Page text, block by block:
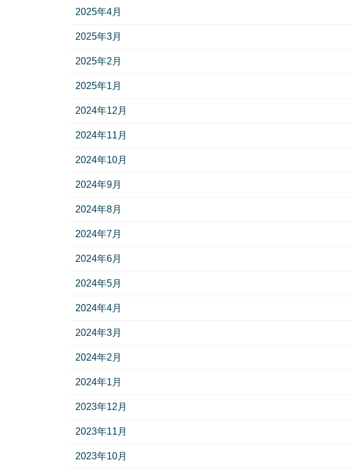
2025年4月
2025年3月
2025年2月
2025年1月
2024年12月
2024年11月
2024年10月
2024年9月
2024年8月
2024年7月
2024年6月
2024年5月
2024年4月
2024年3月
2024年2月
2024年1月
2023年12月
2023年11月
2023年10月